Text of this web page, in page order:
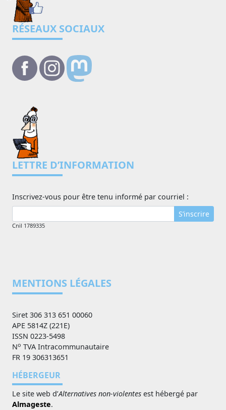
RÉSEAUX SOCIAUX
LETTRE D’INFORMATION
Inscrivez-vous pour être tenu informé par courriel :
S’inscrire
Cnil 1789335
MENTIONS LÉGALES
Siret 306 313 651 00060
APE 5814Z (221E)
ISSN 0223-5498
No TVA Intracommunautaire
FR 19 306313651
HÉBERGEUR
Le site web d’Alternatives non-violentes est hébergé par
Almageste.